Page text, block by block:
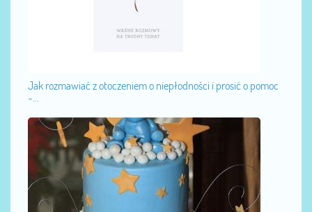
Jak rozmawiać z otoczeniem o niepłodności i prosić o pomoc
-...